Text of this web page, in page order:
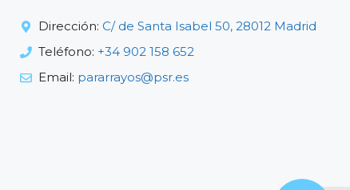
Dirección: C/ de Santa Isabel 50, 28012 Madrid
Teléfono: +34 902 158 652
Email: pararrayos@psr.es